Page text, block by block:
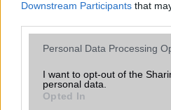
Downstream Participants that
Please note that this website/
not limited to your visit or usage
grant or deny consent to Google
use your data for below
Personal Data Processing
I want to opt-out of the
personal data.
Opted In
A WiFi Direct egy önálló